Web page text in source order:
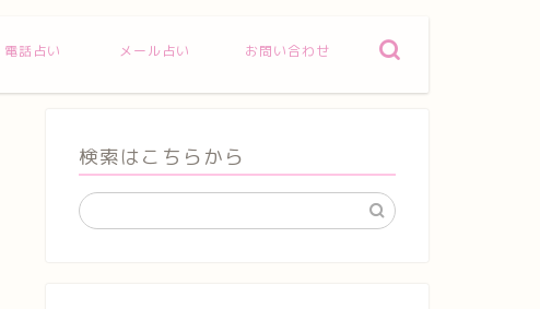
電話占い メール占い お問い合わせ
検索はこちらから